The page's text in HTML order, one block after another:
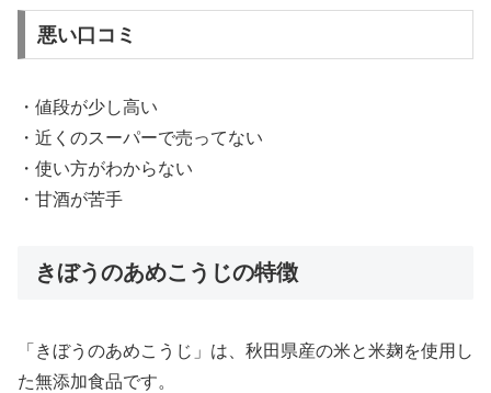
悪い口コミ
・値段が少し高い
・近くのスーパーで売ってない
・使い方がわからない
・甘酒が苦手
きぼうのあめこうじの特徴
「きぼうのあめこうじ」は、秋田県産の米と米麹を使用し
た無添加食品です。